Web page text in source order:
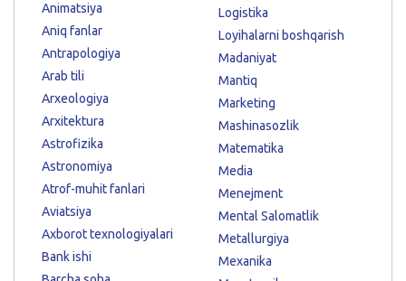
Animatsiya
Aniq fanlar
Antrapologiya
Arab tili
Arxeologiya
Arxitektura
Astrofizika
Astronomiya
Atrof-muhit fanlari
Aviatsiya
Axborot texnologiyalari
Bank ishi
Logistika
Loyihalarni boshqarish
Madaniyat
Mantiq
Marketing
Mashinasozlik
Matematika
Media
Menejment
Mental Salomatlik
Metallurgiya
Mexanika